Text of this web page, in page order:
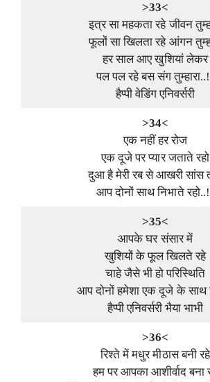
>33<
इत्र सा महकता रहे जीवन
फूलों सा खिलता रहे आंगन
हर साल आए खुशियां लेकर
पल पल रहे बस संग
हैप्पी वेडिंग एनिवर्सरी
>34<
एक नहीं हर रोज
एक दूजे पर प्यार जताते रहो
दुआ है मेरी रब से आखरी सांस
आप दोनों साथ निभाते
>35<
आपके घर संसार में
खुशियों के फूल खिलते रहे
चाहे जैसे भी हो परिस्थिति
आप दोनों हमेशा एक दूजे के साथ
हैप्पी एनिवर्सरी भैया भाभी
>36<
रिश्ते में मधुर मीठास बनी रहे
हम पर आपका आशीर्वाद बना